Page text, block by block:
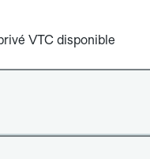
VTC disponible